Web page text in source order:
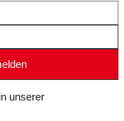
unserer